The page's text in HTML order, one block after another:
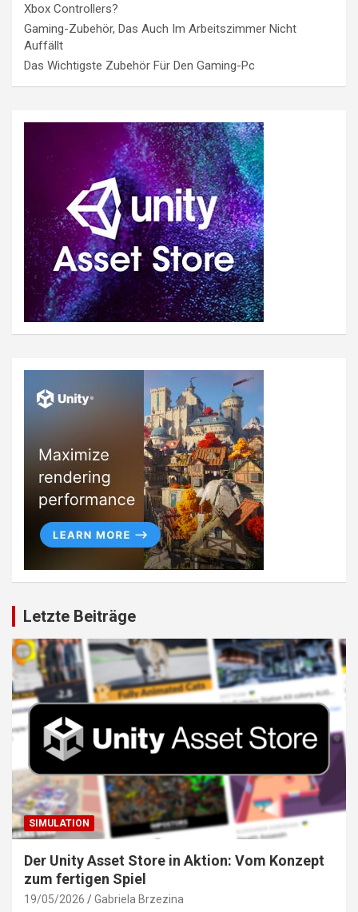
Xbox Controllers?
Gaming-Zubehör, Das Auch Im Arbeitszimmer Nicht
Auffällt
Das Wichtigste Zubehör Für Den Gaming-Pc
Letzte Beiträge
SIMULATION
Der Unity Asset Store in Aktion: Vom Konzept
zum fertigen Spiel
19/05/2026 Gabriela Brzezina